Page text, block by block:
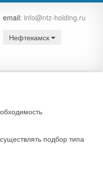
email: info@ntz-holding.ru
Нефтекамск
подбор типа